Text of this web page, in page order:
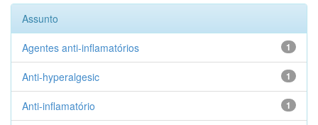
Assunto
1
Agentes anti-inflamatórios
1
Anti-hyperalgesic
1
Anti-inflamatório